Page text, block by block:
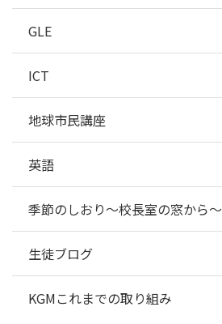
GLE
ICT
地球市民講座
英語
季節のしおり～校長室の窓から～
生徒ブログ
KGMこれまでの取り組み